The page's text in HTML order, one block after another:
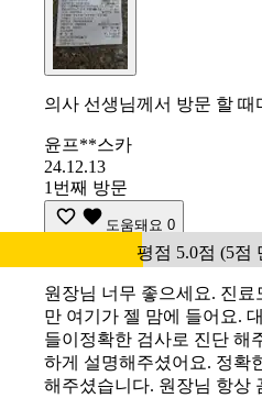
의사 선생님께서 방문 할
윤프**스카
24.12.13
1번째 방문
도움돼요 0
평점 5.0점 (5점
원장님 너무 좋으세요. 진료
만 여기가 젤 맘에 들어요.
들이정확한 검사로 진단 해
하게 설명해주셨어요. 정확
해주셨습니다. 원장님 항상